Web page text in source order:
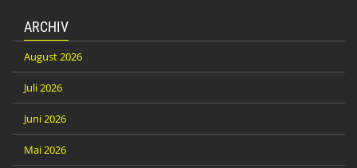
ARCHIV
August 2026
Juli 2026
Juni 2026
Mai 2026